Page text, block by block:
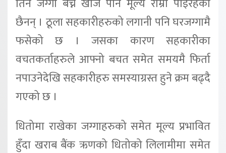
छैनन् । ठूला सहकारीहरुको लगानी पनि घरजग्गामै
फसेको छ । जसका कारण सहकारीका
वचतकर्ताहरुले आफ्नो बचत समेत समयमै फिर्ता
नपाउनेदेखि सहकारीहरु समस्याग्रस्त हुने क्रम बढ्दै
गएको छ ।
धितोमा राखेका जग्गाहरुको समेत मूल्य प्रभावित
हुँदा खराब बैंक ऋणको धितोको लिलामीमा समेत